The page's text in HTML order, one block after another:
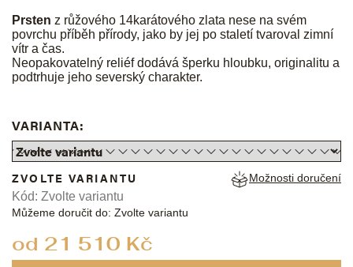
Prsten z růžového 14karátového zlata nese na svém
povrchu příběh přírody, jako by jej po staletí tvaroval zimní
vítr a čas.
Neopakovatelný reliéf dodává šperku hloubku, originalitu a
podtrhuje jeho severský charakter.
VARIANTA:
od 21 510 Kč
ZVOLTE VARIANTU
Můžeme doručit do: Zvolte variantu
Možnosti doručení
Kód: Zvolte variantu